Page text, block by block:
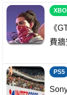
《
費
PS5